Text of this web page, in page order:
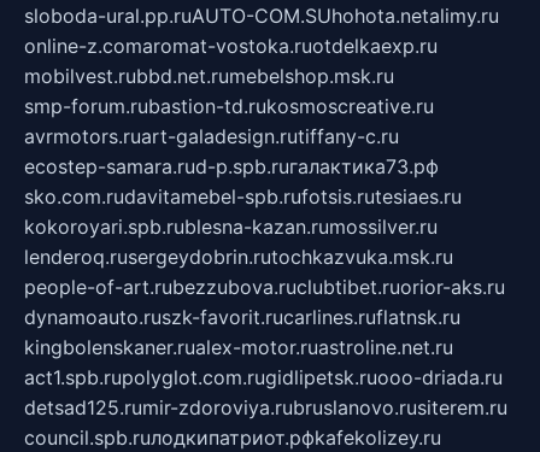
sloboda-ural.pp.ruAUTO-COM.SUhohota.netalimy.ru
online-z.comaromat-vostoka.ruotdelkaexp.ru
mobilvest.rubbd.net.rumebelshop.msk.ru
smp-forum.rubastion-td.rukosmoscreative.ru
avrmotors.ruart-galadesign.rutiffany-c.ru
ecostep-samara.rud-p.spb.ruгалактика73.рф
sko.com.rudavitamebel-spb.rufotsis.rutesiaes.ru
kokoroyari.spb.rublesna-kazan.rumossilver.ru
lenderoq.rusergeydobrin.rutochkazvuka.msk.ru
people-of-art.rubezzubova.ruclubtibet.ruorior-aks.ru
dynamoauto.ruszk-favorit.rucarlines.ruflatnsk.ru
kingbolenskaner.rualex-motor.ruastroline.net.ru
act1.spb.rupolyglot.com.rugidlipetsk.ruooo-driada.ru
detsad125.rumir-zdoroviya.rubruslanovo.rusiterem.ru
council.spb.ruлодкипатриот.рфkafekolizey.ru